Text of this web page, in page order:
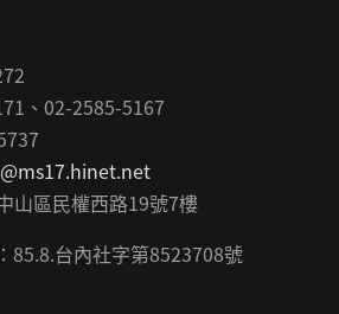
、02-2585-5167
山區民權西路19號7樓
85.8.台內社字第8523708號